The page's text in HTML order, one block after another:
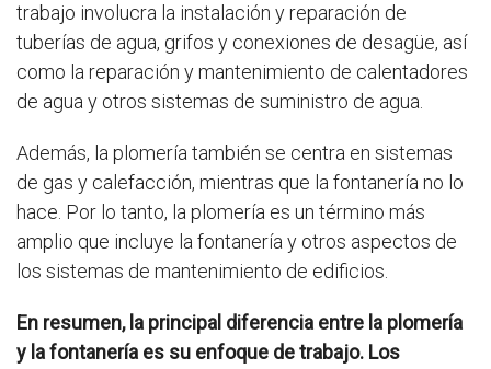
trabajo involucra la instalación y reparación de
tuberías de agua, grifos y conexiones de desagüe, así
como la reparación y mantenimiento de calentadores
de agua y otros sistemas de suministro de agua.
Además, la plomería también se centra en sistemas
de gas y calefacción, mientras que la fontanería no lo
hace. Por lo tanto, la plomería es un término más
amplio que incluye la fontanería y otros aspectos de
los sistemas de mantenimiento de edificios.
En resumen, la principal diferencia entre la plomería
y la fontanería es su enfoque de trabajo. Los